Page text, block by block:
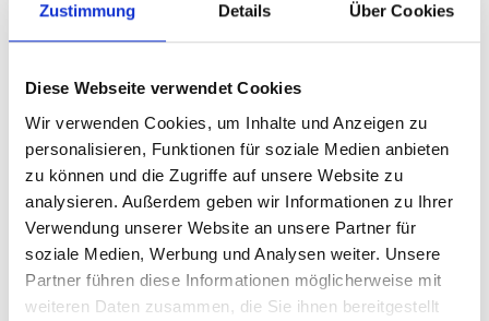
Zustimmung Details Über Cookies
Diese Webseite verwendet Cookies
Wir verwenden Cookies, um Inhalte und Anzeigen zu
personalisieren, Funktionen für soziale Medien anbieten
zu können und die Zugriffe auf unsere Website zu
analysieren. Außerdem geben wir Informationen zu Ihrer
Verwendung unserer Website an unsere Partner für
soziale Medien, Werbung und Analysen weiter. Unsere
Partner führen diese Informationen möglicherweise mit
weiteren Daten zusammen, die Sie ihnen bereitgestellt
39029 Sulden
info@ortlergebiet.it
Lage
Impressionen